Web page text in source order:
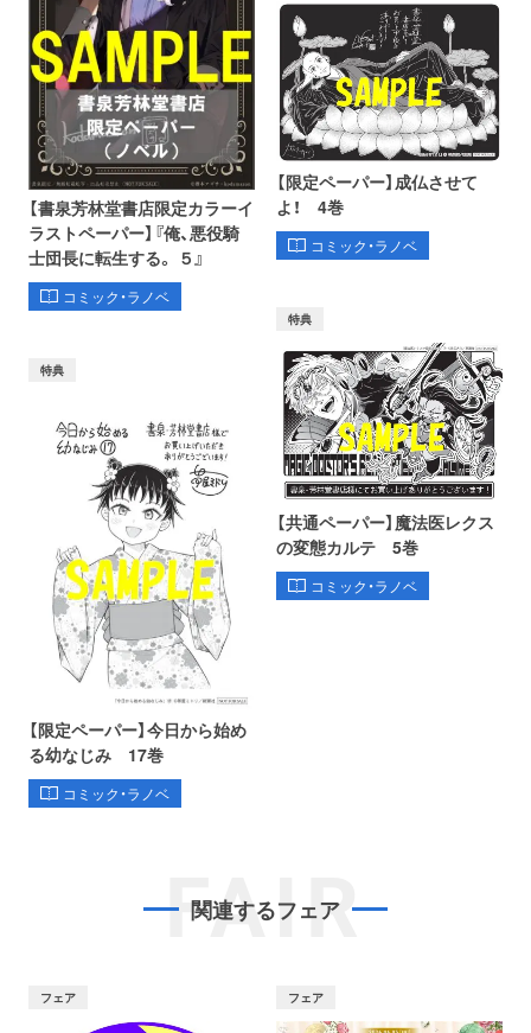
【書泉芳林堂書店限定カラーイ
ラストペーパー】『俺、悪役騎
士団長に転生する。 ５』
コミック・ラノベ
【限定ペーパー】成仏させて
よ！ 4巻
コミック・ラノベ
特典
【限定ペーパー】今日から始め
る幼なじみ 17巻
コミック・ラノベ
特典
【共通ペーパー】魔法医レクス
の変態カルテ 5巻
コミック・ラノベ
FAIR
関連するフェア
フェア フェア